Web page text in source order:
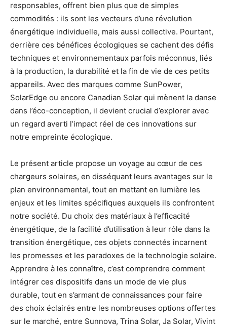
responsables, offrent bien plus que de simples
commodités : ils sont les vecteurs d’une révolution
énergétique individuelle, mais aussi collective. Pourtant,
derrière ces bénéfices écologiques se cachent des défis
techniques et environnementaux parfois méconnus, liés
à la production, la durabilité et la fin de vie de ces petits
appareils. Avec des marques comme SunPower,
SolarEdge ou encore Canadian Solar qui mènent la danse
dans l’éco-conception, il devient crucial d’explorer avec
un regard averti l’impact réel de ces innovations sur
notre empreinte écologique.
Le présent article propose un voyage au cœur de ces
chargeurs solaires, en disséquant leurs avantages sur le
plan environnemental, tout en mettant en lumière les
enjeux et les limites spécifiques auxquels ils confrontent
notre société. Du choix des matériaux à l’efficacité
énergétique, de la facilité d’utilisation à leur rôle dans la
transition énergétique, ces objets connectés incarnent
les promesses et les paradoxes de la technologie solaire.
Apprendre à les connaître, c’est comprendre comment
intégrer ces dispositifs dans un mode de vie plus
durable, tout en s’armant de connaissances pour faire
des choix éclairés entre les nombreuses options offertes
sur le marché, entre Sunnova, Trina Solar, Ja Solar, Vivint